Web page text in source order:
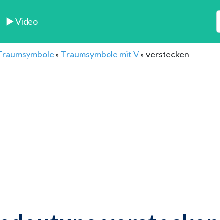
► Video
» Traumsymbole mit V»verstecken